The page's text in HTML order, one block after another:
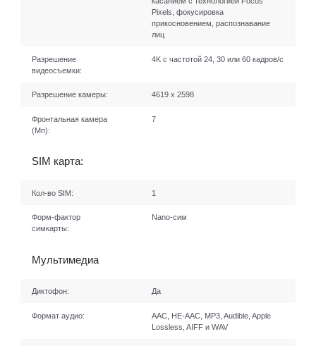
Pixels, фокусировка
прикосновением, распознавание
лиц
Разрешение
видеосъемки:
4K с частотой 24, 30 или 60 кадров/ с
Разрешение камеры: 4619 x 2598
Фронтальная камера
(Мп):
7
SIM карта:
Кол-во SIM: 1
Форм-фактор
симкарты:
Nano-сим
Мультимедиа
Диктофон: Да
Формат аудио:
AAC, HE-AAC, MP3, Audible, Apple
Lossless, AIFF и WAV